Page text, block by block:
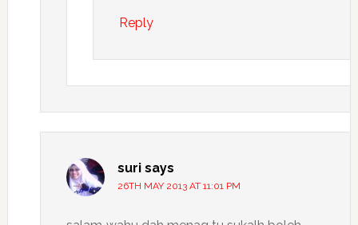
Reply
suri says
26TH MAY 2013 AT 11:01 PM